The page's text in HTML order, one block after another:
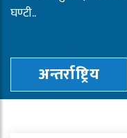
घण्टी..
अन्तर्राष्ट्रिय